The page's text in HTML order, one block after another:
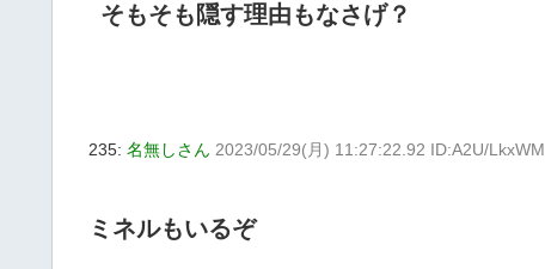
そもそも隠す理由もなさげ？
235: 名無しさん 2023/05/29(月) 11:27:22.92 ID:A2U/LkxWM
ミネルもいるぞ